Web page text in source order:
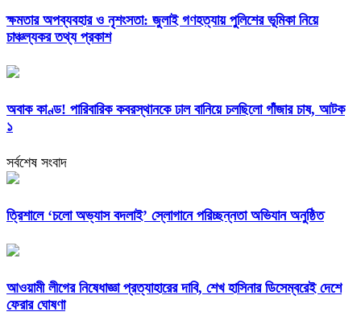
ক্ষমতার অপব্যবহার ও নৃশংসতা: জুলাই গণহত্যায় পুলিশের ভূমিকা নিয়ে
চাঞ্চল্যকর তথ্য প্রকাশ
অবাক কাণ্ড! পারিবারিক কবরস্থানকে ঢাল বানিয়ে চলছিলো গাঁজার চাষ, আটক
১
সর্বশেষ সংবাদ
‎ত্রিশালে ‘চলো অভ্যাস বদলাই’ স্লোগানে পরিচ্ছন্নতা অভিযান অনুষ্ঠিত
আওয়ামী লীগের নিষেধাজ্ঞা প্রত্যাহারের দাবি, শেখ হাসিনার ডিসেম্বরেই দেশে
ফেরার ঘোষণা